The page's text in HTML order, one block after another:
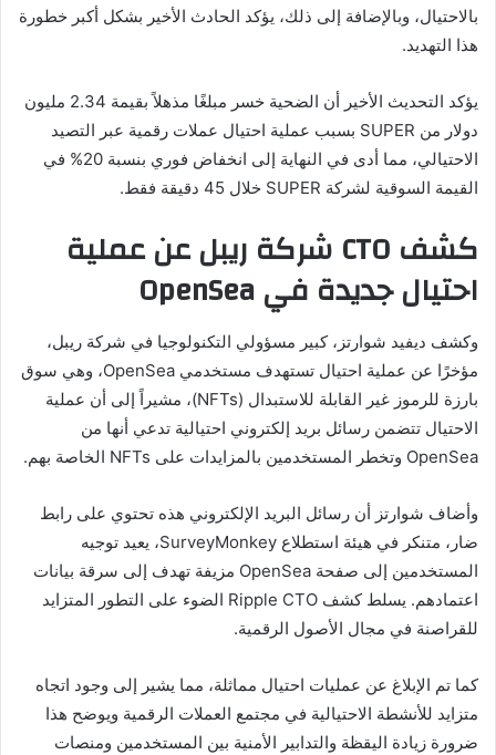
بالاحتيال، وبالإضافة إلى ذلك، يؤكد الحادث الأخير بشكل أكبر خطورة
هذا التهديد.
يؤكد التحديث الأخير أن الضحية خسر مبلغًا مذهلاً بقيمة 2.34 مليون
دولار من SUPER بسبب عملية احتيال عملات رقمية عبر التصيد
الاحتيالي، مما أدى في النهاية إلى انخفاض فوري بنسبة 20% في
القيمة السوقية لشركة SUPER خلال 45 دقيقة فقط.
كشف CTO شركة ريبل عن عملية
احتيال جديدة في OpenSea
وكشف ديفيد شوارتز، كبير مسؤولي التكنولوجيا في شركة ريبل،
مؤخرًا عن عملية احتيال تستهدف مستخدمي OpenSea، وهي سوق
بارزة للرموز غير القابلة للاستبدال (NFTs)، مشيراً إلى أن عملية
الاحتيال تتضمن رسائل بريد إلكتروني احتيالية تدعي أنها من
OpenSea وتخطر المستخدمين بالمزايدات على NFTs الخاصة بهم.
وأضاف شوارتز أن رسائل البريد الإلكتروني هذه تحتوي على رابط
ضار، متنكر في هيئة استطلاع SurveyMonkey، يعيد توجيه
المستخدمين إلى صفحة OpenSea مزيفة تهدف إلى سرقة بيانات
اعتمادهم. يسلط كشف Ripple CTO الضوء على التطور المتزايد
للقراصنة في مجال الأصول الرقمية.
كما تم الإبلاغ عن عمليات احتيال مماثلة، مما يشير إلى وجود اتجاه
متزايد للأنشطة الاحتيالية في مجتمع العملات الرقمية ويوضح هذا
ضرورة زيادة اليقظة والتدابير الأمنية بين المستخدمين ومنصات